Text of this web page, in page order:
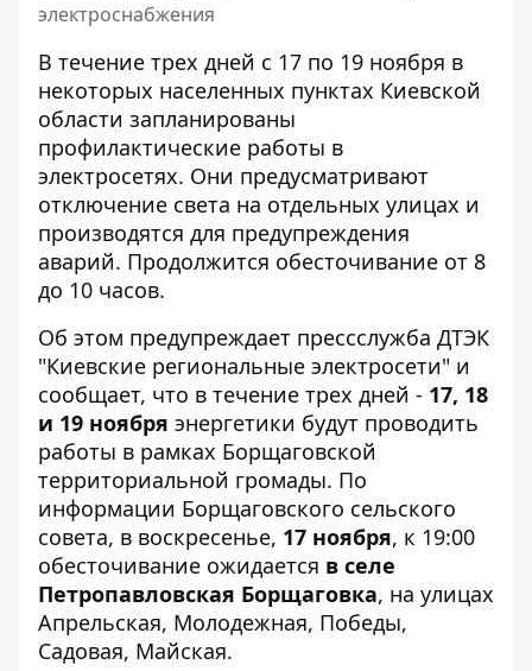
электроснабжения
В течение трех дней с 17 по 19 ноября в
некоторых населенных пунктах Киевской
области запланированы
профилактические работы в
электросетях. Они предусматривают
отключение света на отдельных улицах и
производятся для предупреждения
аварий. Продолжится обесточивание от 8
до 10 часов.
Об этом предупреждает прессслужба ДТЭК
"Киевские региональные электросети" и
сообщает, что в течение трех дней - 17, 18
и 19 ноября энергетики будут проводить
работы в рамках Борщаговской
территориальной громады. По
информации Борщаговского сельского
совета, в воскресенье, 17 ноября, к 19:00
обесточивание ожидается в селе
Петропавловская Борщаговка, на улицах
Апрельская, Молодежная, Победы,
Садовая, Майская.